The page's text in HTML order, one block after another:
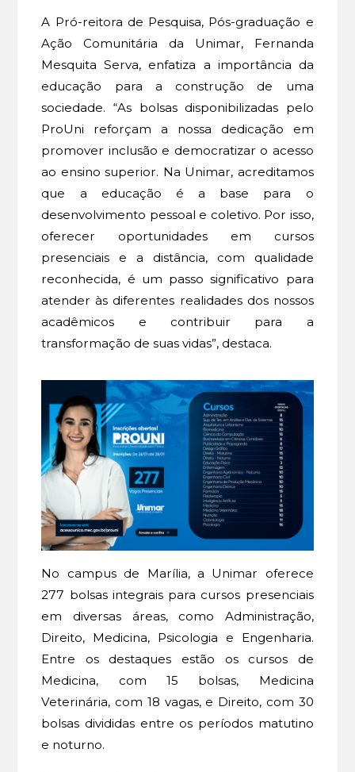
A Pró-reitora de Pesquisa, Pós-graduação e
Ação Comunitária da Unimar, Fernanda
Mesquita Serva, enfatiza a importância da
educação para a construção de uma
sociedade. “As bolsas disponibilizadas pelo
ProUni reforçam a nossa dedicação em
promover inclusão e democratizar o acesso
ao ensino superior. Na Unimar, acreditamos
que a educação é a base para o
desenvolvimento pessoal e coletivo. Por isso,
oferecer oportunidades em cursos
presenciais e a distância, com qualidade
reconhecida, é um passo significativo para
atender às diferentes realidades dos nossos
acadêmicos e contribuir para a
transformação de suas vidas”, destaca.
No campus de Marília, a Unimar oferece
277 bolsas integrais para cursos presenciais
em diversas áreas, como Administração,
Direito, Medicina, Psicologia e Engenharia.
Entre os destaques estão os cursos de
Medicina, com 15 bolsas, Medicina
Veterinária, com 18 vagas, e Direito, com 30
bolsas divididas entre os períodos matutino
e noturno.